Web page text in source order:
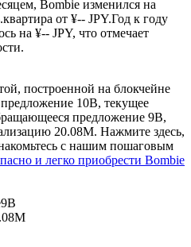
Bombie изменился на
от ¥-- JPY.Год к году
на ¥-- JPY, что отмечает
построенной на блокчейне
10B, текущее
предложение 9B,
20.08M. Нажмите здесь,
с нашим пошаговым
и легко приобрести Bombie
9B